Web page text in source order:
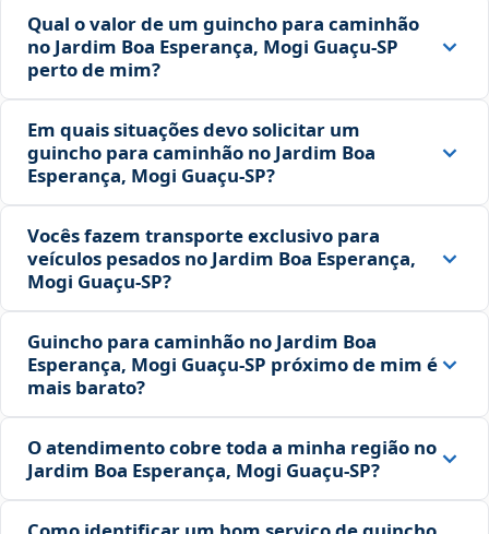
Qual o valor de um guincho para caminhão
no Jardim Boa Esperança, Mogi Guaçu‑SP
perto de mim?
Em quais situações devo solicitar um
guincho para caminhão no Jardim Boa
Esperança, Mogi Guaçu‑SP?
Vocês fazem transporte exclusivo para
veículos pesados no Jardim Boa Esperança,
Mogi Guaçu‑SP?
Guincho para caminhão no Jardim Boa
Esperança, Mogi Guaçu‑SP próximo de mim é
mais barato?
O atendimento cobre toda a minha região no
Jardim Boa Esperança, Mogi Guaçu‑SP?